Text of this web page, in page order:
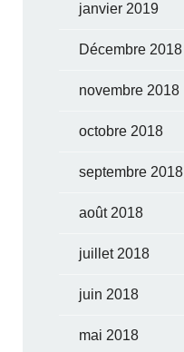
janvier 2019
Décembre 2018
novembre 2018
octobre 2018
septembre 2018
août 2018
juillet 2018
juin 2018
mai 2018